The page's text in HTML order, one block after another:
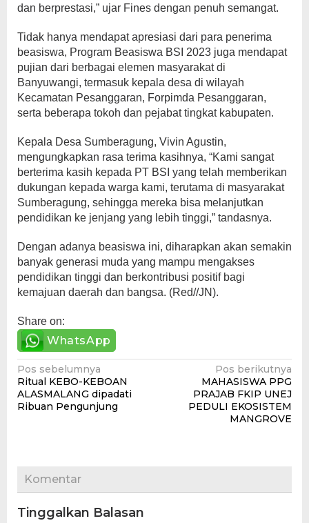
dan berprestasi,” ujar Fines dengan penuh semangat.
Tidak hanya mendapat apresiasi dari para penerima
beasiswa, Program Beasiswa BSI 2023 juga mendapat
pujian dari berbagai elemen masyarakat di
Banyuwangi, termasuk kepala desa di wilayah
Kecamatan Pesanggaran, Forpimda Pesanggaran,
serta beberapa tokoh dan pejabat tingkat kabupaten.
Kepala Desa Sumberagung, Vivin Agustin,
mengungkapkan rasa terima kasihnya, “Kami sangat
berterima kasih kepada PT BSI yang telah memberikan
dukungan kepada warga kami, terutama di masyarakat
Sumberagung, sehingga mereka bisa melanjutkan
pendidikan ke jenjang yang lebih tinggi,” tandasnya.
Dengan adanya beasiswa ini, diharapkan akan semakin
banyak generasi muda yang mampu mengakses
pendidikan tinggi dan berkontribusi positif bagi
kemajuan daerah dan bangsa. (Red//JN).
Share on:
WhatsApp
Navigasi
pos
Pos sebelumnya
Ritual KEBO-KEBOAN
ALASMALANG dipadati
Ribuan Pengunjung
Pos berikutnya
MAHASISWA PPG
PRAJAB FKIP UNEJ
PEDULI EKOSISTEM
MANGROVE
Komentar
Tinggalkan Balasan